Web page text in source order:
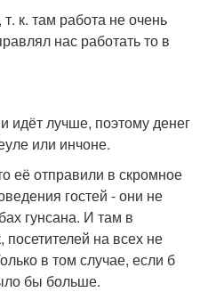
к. там работа не очень
нас работать то в
идёт лучше, поэтому денег
или инчоне.
её отправили в скромное
гостей - они не
гунсана. И там в
на всех не
в том случае, если б
бы больше.